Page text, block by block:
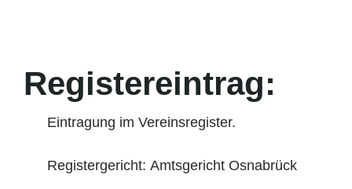
Registereintrag:
Eintragung im Vereinsregister.
Registergericht: Amtsgericht Osnabrück